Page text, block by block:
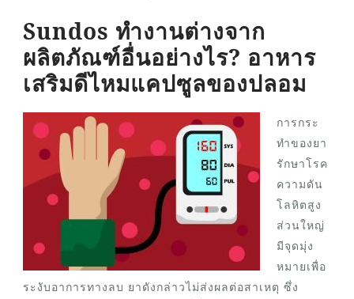
Sundos ทำงานต่างจาก
ผลิตภัณฑ์อื่นอย่างไร? อาหาร
เสริมดีไหมแคปซูลของปลอม
การกระ
ทำของยา
รักษาโรค
ความดัน
โลหิตสูง
ส่วนใหญ่
มีจุดมุ่ง
หมายเพื่อ
ระงับอาการทางลบ ยาดังกล่าวไม่ส่งผลต่อสาเหตุ ซึ่ง